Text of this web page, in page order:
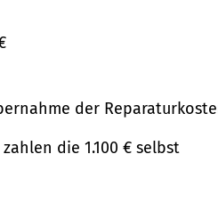
der
die 1.100 € selbst